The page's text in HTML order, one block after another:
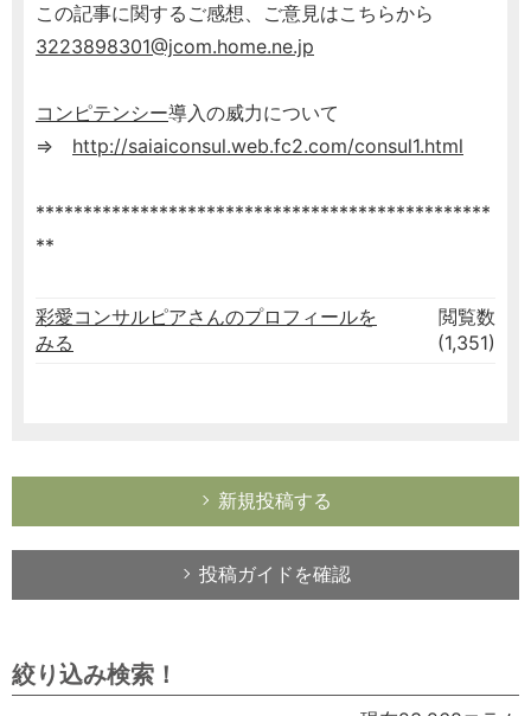
この記事に関するご感想、ご意見はこちらから
3223898301@jcom.home.ne.jp
コンピテンシー導入の威力について
⇒ http://saiaiconsul.web.fc2.com/consul1.html
************************************************
**
彩愛コンサルピアさんのプロフィールを
みる
閲覧数
(1,351)
新規投稿する
投稿ガイドを確認
絞り込み検索！